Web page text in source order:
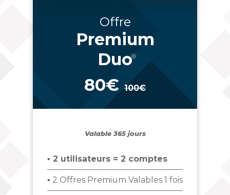
Offre
Premium
Duo
80€ 100€
Valable 365 jours
▪ 2 utilisateurs = 2 comptes
▪ 2 Offres Premium Valables 1 fois